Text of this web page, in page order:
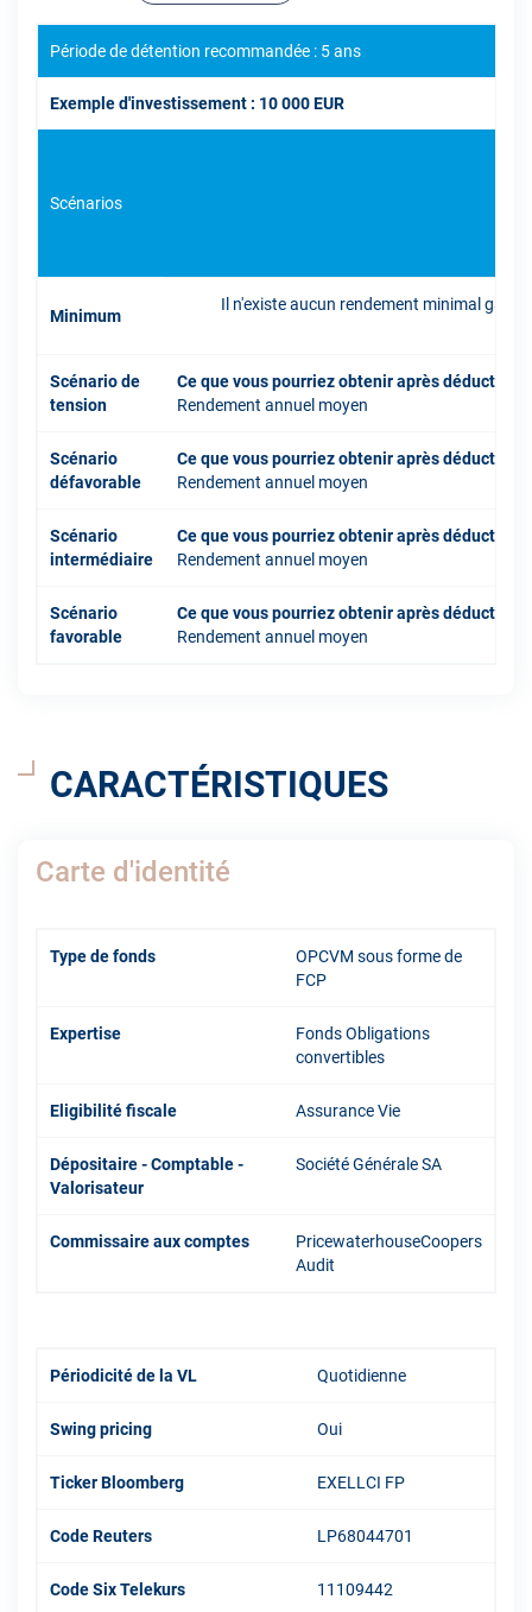
Période de détention recommandée : 5 ans
Exemple d'investissement : 10 000 EUR
Scénarios
Minimum
Il n'existe aucun rendement minimal
Scénario de
tension
Ce que vous pourriez obtenir après déduction
Rendement annuel moyen
Scénario
défavorable
Ce que vous pourriez obtenir après déduction
Rendement annuel moyen
Scénario
intermédiaire
Ce que vous pourriez obtenir après déduction
Rendement annuel moyen
Scénario
favorable
Ce que vous pourriez obtenir après déduction
Rendement annuel moyen
CARACTÉRISTIQUES
Carte d'identité
Type de fonds
OPCVM sous forme de
FCP
Expertise
Fonds Obligations
convertibles
Eligibilité fiscale Assurance Vie
Dépositaire - Comptable -
Valorisateur
Société Générale SA
Commissaire aux comptes
PricewaterhouseCoopers
Audit
Périodicité de la VL Quotidienne
Swing pricing Oui
Ticker Bloomberg EXELLCI FP
Code Reuters LP68044701
Code Six Telekurs 11109442